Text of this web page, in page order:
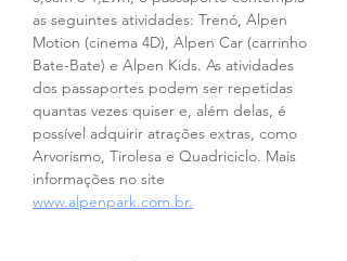
as seguintes atividades: Trenó, Alpen
Motion (cinema 4D), Alpen Car (carrinho
Bate-Bate) e Alpen Kids. As atividades
dos passaportes podem ser repetidas
quantas vezes quiser e, além delas, é
possível adquirir atrações extras, como
Arvorismo, Tirolesa e Quadriciclo. Mais
informações no site
www.alpenpark.com.br.